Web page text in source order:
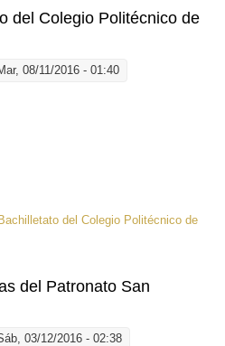
del Colegio Politécnico de
08/11/2016 - 01:40
del Colegio Politécnico de
del Patronato San
03/12/2016 - 02:38